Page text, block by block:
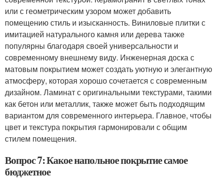
или с геометрическим узором может добавить
помещению стиль и изысканность. Виниловые плитки с
имитацией натурального камня или дерева также
популярны благодаря своей универсальности и
современному внешнему виду. Инженерная доска с
матовым покрытием может создать уютную и элегантную
атмосферу, которая хорошо сочетается с современным
дизайном. Ламинат с оригинальными текстурами, такими
как бетон или металлик, также может быть подходящим
вариантом для современного интерьера. Главное, чтобы
цвет и текстура покрытия гармонировали с общим
стилем помещения.
Вопрос 7: Какое напольное покрытие самое
бюджетное